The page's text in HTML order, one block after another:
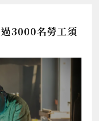
3000名勞工須